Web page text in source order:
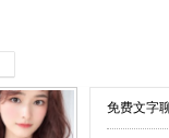
免费文字